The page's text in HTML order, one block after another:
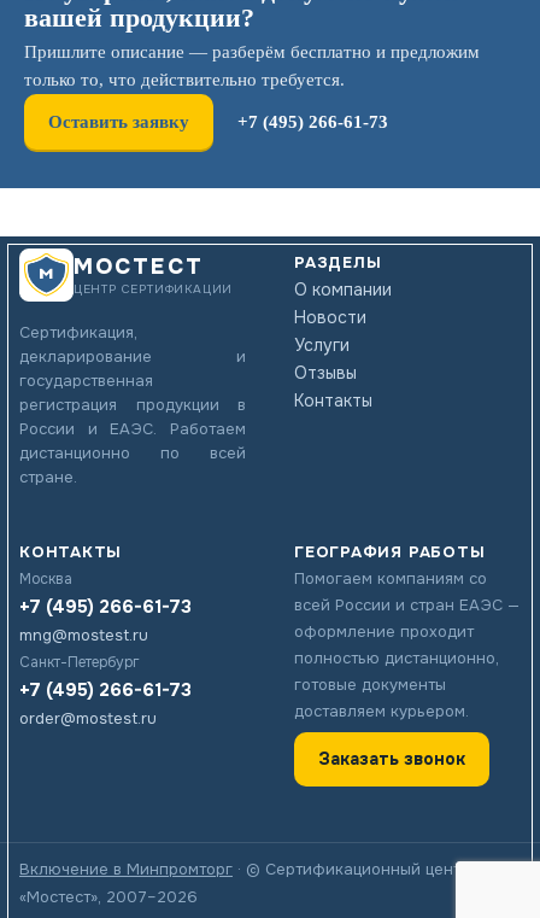
вашей продукции?
Пришлите описание — разберём бесплатно и предложим
только то, что действительно требуется.
Оставить заявку +7 (495) 266-61-73
МОСТЕСТ
ЦЕНТР СЕРТИФИКАЦИИ
Сертификация,
декларирование и
государственная
регистрация продукции в
России и ЕАЭС. Работаем
дистанционно по всей
стране.
РАЗДЕЛЫ
О компании
Новости
Услуги
Отзывы
Контакты
КОНТАКТЫ
Москва
+7 (495) 266-61-73
mng@mostest.ru
Санкт-Петербург
+7 (495) 266-61-73
order@mostest.ru
ГЕОГРАФИЯ РАБОТЫ
Помогаем компаниям со
всей России и стран ЕАЭС —
оформление проходит
полностью дистанционно,
готовые документы
доставляем курьером.
Заказать звонок
Включение в Минпромторг · © Сертификационный центр
«Мостест», 2007–2026